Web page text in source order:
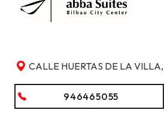
CALLE HUERTAS DE LA
946465055